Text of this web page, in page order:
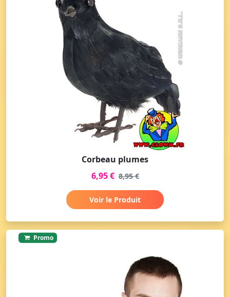
Corbeau plumes
6,95 € 8,95 €
Voir le Produit
Promo